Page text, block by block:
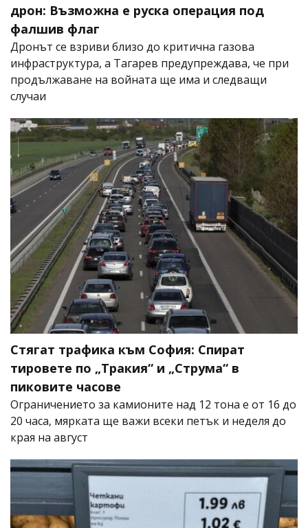
дрон: Възможна е руска операция под
фалшив флаг
Дронът се взриви близо до критична газова
инфраструктура, а Тагарев предупреждава, че при
продължаване на войната ще има и следващи
случаи
Стягат трафика към София: Спират
тировете по „Тракия“ и „Струма“ в
пиковите часове
Ограничението за камионите над 12 тона е от 16 до
20 часа, мярката ще важи всеки петък и неделя до
края на август